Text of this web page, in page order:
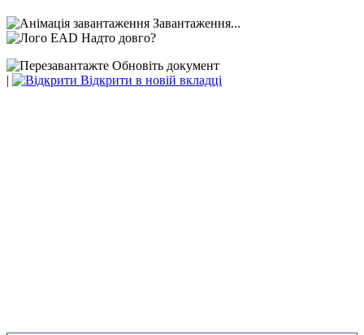
Завантаження...
Надто довго?
Обновіть документ
|
Відкрити в новій вкладці